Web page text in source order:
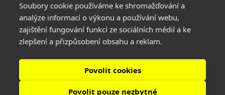
Soubory cookie používáme ke shromažďování a
analýze informací o výkonu a používání webu,
zajištění fungování funkcí ze sociálních médií a ke
zlepšení a přizpůsobení obsahu a reklam.
Povolit cookies
Povolit pouze nezbytné
KONTAKTY
INA SPORT spol. s r.o.
Adres: Hlavní 729/114, 664 31 Lelekovice,
tel: +420 545 422 431